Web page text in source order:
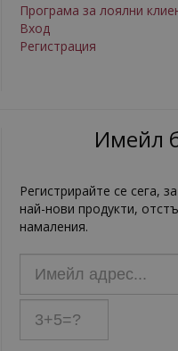
Програма за лоялни
Вход
Регистрация
Имейл
Регистрирайте се сега,
най-нови продукти,
намаления.